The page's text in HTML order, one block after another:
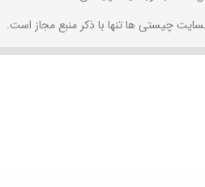
چیستی ها تنها با ذکر منبع مجاز است.